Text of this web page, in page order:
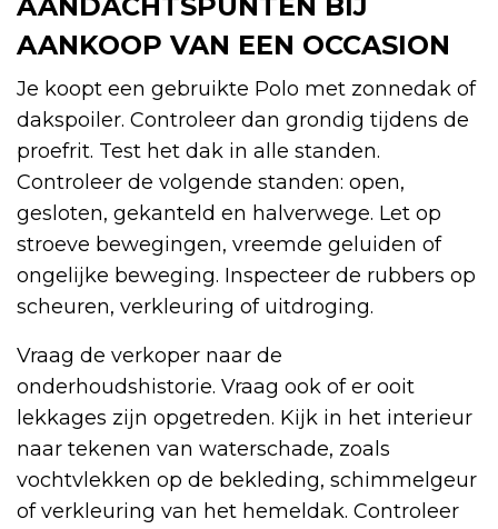
AANDACHTSPUNTEN BIJ
AANKOOP VAN EEN OCCASION
Je koopt een gebruikte Polo met zonnedak of
dakspoiler. Controleer dan grondig tijdens de
proefrit. Test het dak in alle standen.
Controleer de volgende standen: open,
gesloten, gekanteld en halverwege. Let op
stroeve bewegingen, vreemde geluiden of
ongelijke beweging. Inspecteer de rubbers op
scheuren, verkleuring of uitdroging.
Vraag de verkoper naar de
onderhoudshistorie. Vraag ook of er ooit
lekkages zijn opgetreden. Kijk in het interieur
naar tekenen van waterschade, zoals
vochtvlekken op de bekleding, schimmelgeur
of verkleuring van het hemeldak. Controleer